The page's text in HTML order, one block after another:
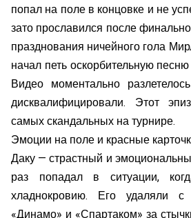
попал на поле в концовке и не
зато прославился после
празднования ничейного гола
начал петь оскорбительную
Видео моментально
дисквалифицировали. Этот
самых скандальных на турнире.
Эмоции на поле и красные
Даку — страстный и
раз попадал в ситуации,
хладнокровию. Его удаляли
«Динамо» и «Спартаком» за